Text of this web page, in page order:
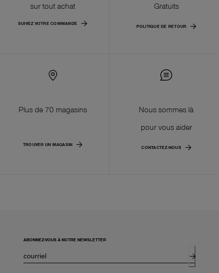
sur tout achat
SUIVEZ VOTRE COMMANDE
Gratuits
POLITIQUE DE RETOUR
Plus de 70 magasins
TROUVER UN MAGASIN
Nous sommes là
pour vous aider
CONTACTEZ-NOUS
ABONNEZ-VOUS À NOTRE NEWSLETTER